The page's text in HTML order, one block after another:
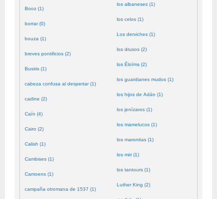
Booz (1)
borrar (0)
bouza (1)
breves pontificios (2)
Busiris (1)
cabeza confusa al despertar (1)
cadine (2)
Caín (4)
Cairo (2)
Calish (1)
Cambises (1)
Camoens (1)
campaña otromana de 1537 (1)
los albaneses (1)
los celos (1)
Los derviches (1)
los drusos (2)
los Éloïms (2)
los guardianes mudos (1)
los hijos de Adán (1)
los jenízaros (1)
los mamelucos (1)
los maronitas (1)
los miri (1)
los tantours (1)
Luther King (2)